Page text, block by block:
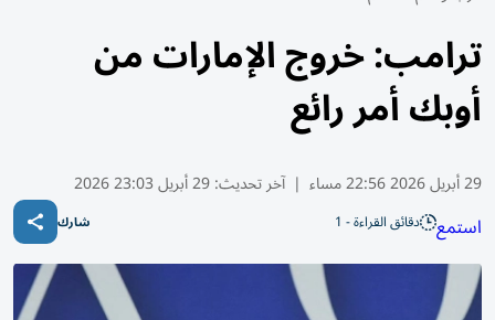
ترامب: ⁠خروج الإمارات ​من ​
⁠أوبك أمر رائع
29 أبريل 2026 22:56 مساء | آخر تحديث:29 أبريل 23:03 2026
استمع دقائق القراءة - 1 شارك